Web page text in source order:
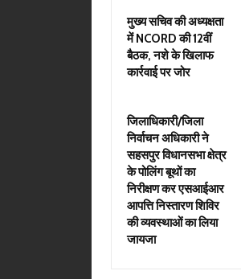
मुख्य सचिव की अध्यक्षता
में NCORD की 12वीं
बैठक, नशे के खिलाफ
कार्रवाई पर जोर
जिलाधिकारी/जिला
निर्वाचन अधिकारी ने
सहसपुर विधानसभा क्षेत्र
के पोलिंग बूथों का
निरीक्षण कर एसआईआर
आपत्ति निस्तारण शिविर
की व्यवस्थाओं का लिया
जायजा